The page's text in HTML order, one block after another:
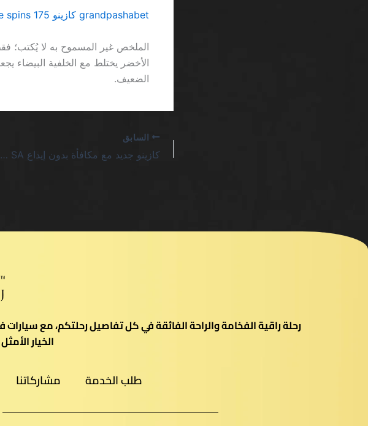
grandpashabet كازينو 175 free spins العب فوراً السعودية… مجرد خدعة رياضية للرصيد
الملخص غير المسموح به لا يُكتب؛
الأخضر يختلط مع الخلفية البيضاء
الضعيف.
السابق
كازينو جديد مع مكافأة بدون إيداع SA يفضي إلى خيبة أمل مُحددة
رحلة راقية الفخامة والراحة الفائقة في كل تفاصيل رحلتكم، مع
الخيار
طلب الخدمة مشاركاتنا